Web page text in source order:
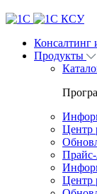
Консалтинг
Продукты
Центр
Центр